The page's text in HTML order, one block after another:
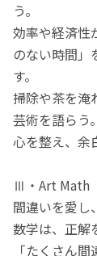
う。
効率や経済性
のない時間」
す。
掃除や茶を淹
芸術を語らう。
心を整え、余
Ⅲ・Art Math
間違いを愛し
数学は、正解
「たくさん